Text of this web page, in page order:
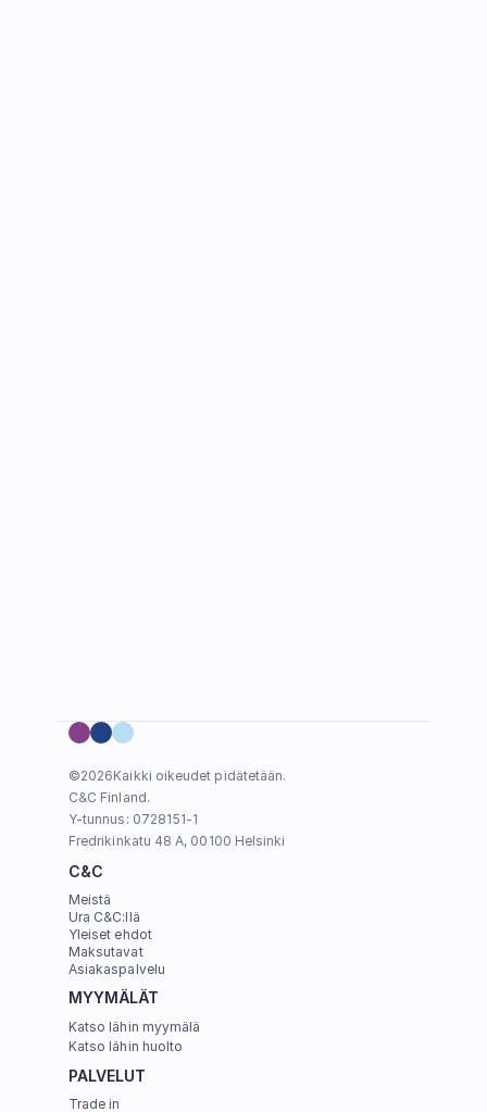
©2026Kaikki oikeudet pidätetään.
C&C Finland.
Y-tunnus: 0728151-1
Fredrikinkatu 48 A, 00100 Helsinki
C&C
Meistä
Ura C&C:llä
Yleiset ehdot
Maksutavat
Asiakaspalvelu
MYYMÄLÄT
Katso lähin myymälä
Katso lähin huolto
PALVELUT
Trade in